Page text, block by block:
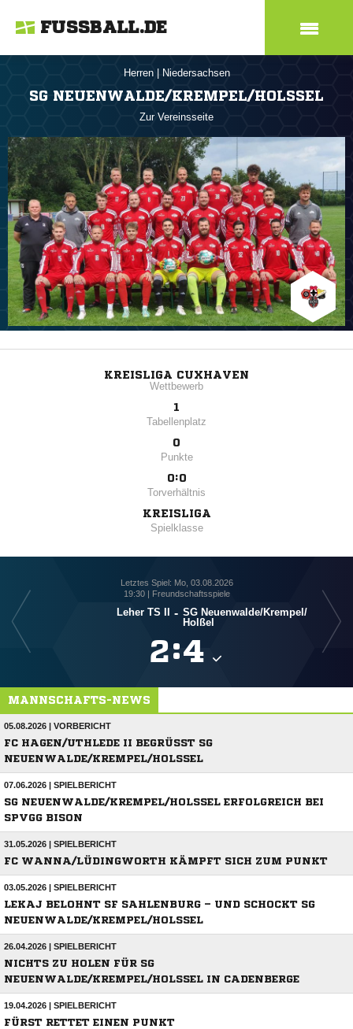
FUSSBALL.DE
Herren Niedersachsen
SG NEUENWALDE/KREMPEL/HOLSSEL
Zur Vereinsseite
KREISLIGA CUXHAVEN
Wettbewerb
1
Tabellenplatz
0
Punkte
0:0
Torverhältnis
KREISLIGA
Spielklasse
Letztes Spiel: Mo, 03.08.2026
19:30 | Freundschaftsspiele
Leher TS II - SG Neuenwalde/​Krempel/​
Holßel
:
MANNSCHAFTS-NEWS
05.08.2026 | VORBERICHT
FC HAGEN/UTHLEDE II BEGRÜSST SG N
EUENWALDE/KREMPEL/HOLSSEL
07.06.2026 | SPIELBERICHT
SG NEUENWALDE/KREMPEL/HOLSSEL ERFOLGREICH BEI S
PVGG BISON
31.05.2026 | SPIELBERICHT
FC WANNA/LÜDINGWORTH KÄMPFT SICH ZUM PUNKT
03.05.2026 | SPIELBERICHT
LEKAJ BELOHNT SF SAHLENBURG – UND SCHOCKT SG
NEUENWALDE/KREMPEL/HOLSSEL
26.04.2026 | SPIELBERICHT
NICHTS ZU HOLEN FÜR SG
NEUENWALDE/KREMPEL/HOLSSEL IN CADENBERGE
19.04.2026 | SPIELBERICHT
FÜRST RETTET EINEN PUNKT